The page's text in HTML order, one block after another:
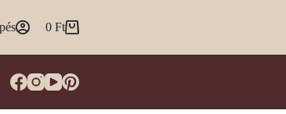
Shopping
0 Ft